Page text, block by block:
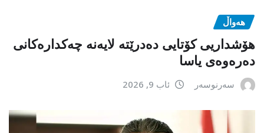
هەواڵ
هۆشداریی کۆتایی دەدرێتە لایەنە چەکدارەکانی
دەرەوەی یاسا
سەرنوسەر ئاب 9, 2026